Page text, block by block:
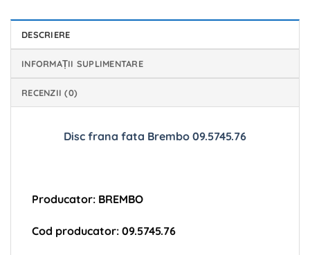
DESCRIERE
INFORMAȚII SUPLIMENTARE
RECENZII (0)
Disc frana fata Brembo 09.5745.76
Producator: BREMBO
Cod producator: 09.5745.76